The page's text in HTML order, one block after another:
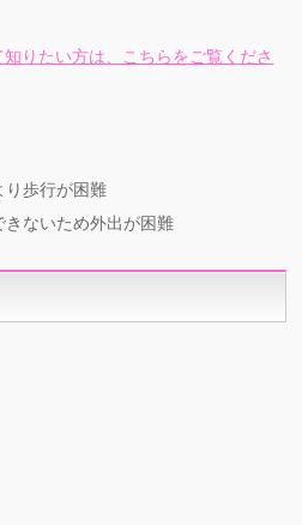
りたい方は、こちらをご覧くださ
り歩行が困難
きないため外出が困難